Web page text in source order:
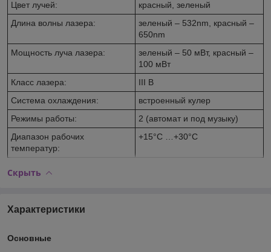
Цвет лучей:
красный, зеленый
Длина волны лазера:
зеленый – 532nm, красный –
650nm
Мощность луча лазера:
зеленый – 50 мВт, красный –
100 мВт
Класс лазера:
III B
Система охлаждения:
встроенный кулер
Режимы работы:
2 (автомат и под музыку)
Диапазон рабочих
температур:
+15°С …+30°С
Скрыть
Характеристики
Основные